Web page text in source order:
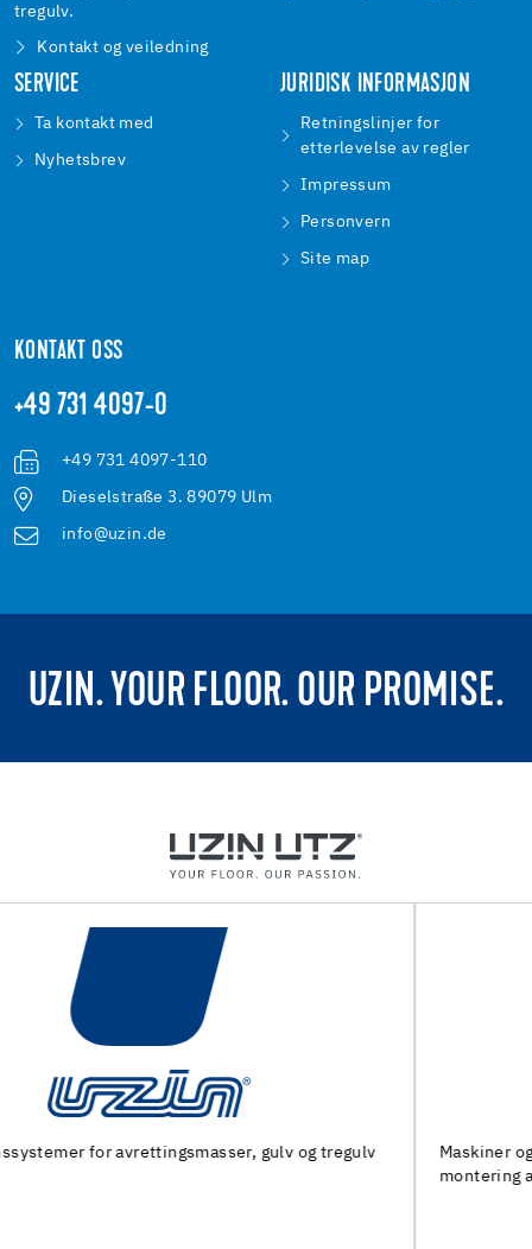
tregulv.
Kontakt og veiledning
SERVICE
Ta kontakt med
Nyhetsbrev
JURIDISK INFORMASJON
Retningslinjer for
etterlevelse av regler
Impressum
Personvern
Site map
KONTAKT OSS
+49 731 4097-0
+49 731 4097-110
Dieselstraße 3. 89079 Ulm
info@uzin.de
UZIN. YOUR FLOOR. OUR PROMISE.
Maskiner og spesialverktøy for forberedelse av underlag og